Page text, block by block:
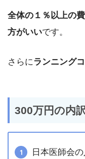
全体の１％以上の
方がいいです。
さらにランニング
300万円の内訳
日本医師会